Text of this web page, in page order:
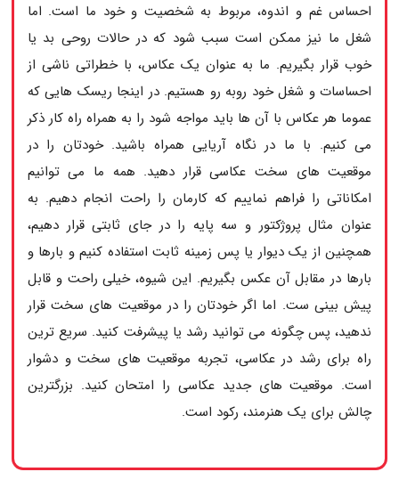
احساس غم و اندوه، مربوط به شخصیت و خود ما است. اما
شغل ما نیز ممکن است سبب شود که در حالات روحی بد یا
خوب قرار بگیریم. ما به عنوان یک عکاس، با خطراتی ناشی از
احساسات و شغل خود روبه رو هستیم. در اینجا ریسک هایی که
عموما هر عکاس با آن ها باید مواجه شود را به همراه راه کار ذکر
می کنیم. با ما در نگاه آریایی همراه باشید. خودتان را در
موقعیت های سخت عکاسی قرار دهید. همه ما می توانیم
امکاناتی را فراهم نماییم که کارمان را راحت انجام دهیم. به
عنوان مثال پروژکتور و سه پایه را در جای ثابتی قرار دهیم،
همچنین از یک دیوار یا پس زمینه ثابت استفاده کنیم و بارها و
بارها در مقابل آن عکس بگیریم. این شیوه، خیلی راحت و قابل
پیش بینی ست. اما اگر خودتان را در موقعیت های سخت قرار
ندهید، پس چگونه می توانید رشد یا پیشرفت کنید. سریع ترین
راه برای رشد در عکاسی، تجربه موقعیت های سخت و دشوار
است. موقعیت های جدید عکاسی را امتحان کنید. بزرگترین
چالش برای یک هنرمند، رکود است.